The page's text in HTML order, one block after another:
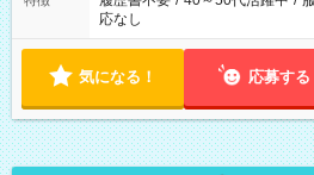
応なし
気になる！ 応募する